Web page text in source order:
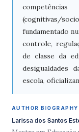
(cognitivas/
fundamentado
controle,
de classe da
desigualdades
escola,
AUTHOR BIOGRAPHY
Larissa dos Santos